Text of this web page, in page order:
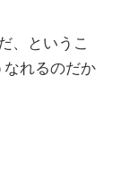
、というこ
なれるのだか